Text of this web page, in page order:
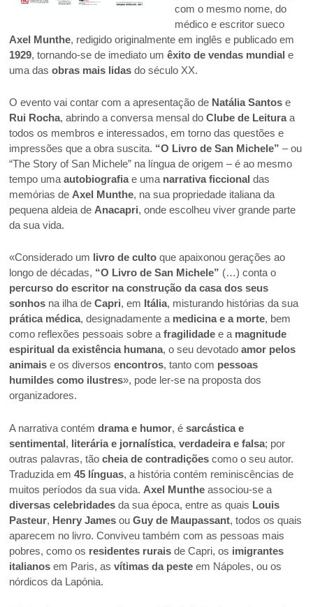
com o mesmo nome, do
médico e escritor sueco
Axel Munthe, redigido originalmente em inglês e publicado em
1929, tornando-se de imediato umêxito de vendas mundial e
uma dasobras mais lidas do século XX.
O evento vai contar com a apresentação de Natália Santos e
Rui Rocha, abrindo a conversa mensal doClube de Leituraa
todos os membros e interessados, em torno das questões e
impressões que a obra suscita. “O Livro de San Michele” – ou
“The Story of San Michele” na língua de origem – é ao mesmo
tempo umaautobiografiae uma narrativa ficcional das
memórias de Axel Munthe, na sua propriedade italiana da
pequena aldeia de Anacapri, onde escolheu viver grande parte
da sua vida.
«Considerado um livro de culto que apaixonou gerações ao
longo de décadas, “O Livro de San Michele” (…) conta o
percurso do escritor na construção da casa dos seus
sonhos na ilha deCapri, em Itália, misturando histórias da sua
prática médica, designadamente a medicina e a morte, bem
como reflexões pessoais sobre afragilidade e a magnitude
espiritual da existência humana, o seu devotadoamor pelos
animais e os diversosencontros, tanto com pessoas
humildes como ilustres», pode ler-se na proposta dos
organizadores.
A narrativa contémdrama e humor, ésarcástica e
sentimental, literária e jornalística,verdadeira e falsa; por
outras palavras, tãocheia de contradições como o seu autor.
Traduzida em45 línguas, a história contém reminiscências de
muitos períodos da sua vida. Axel Munthe associou-se a
diversas celebridades da sua época, entre as quais Louis
Pasteur, Henry James ouGuy de Maupassant, todos os quais
aparecem no livro. Conviveu também com as pessoas mais
pobres, como os residentes rurais de Capri, os imigrantes
italianos em Paris, asvítimas da peste em Nápoles, ou os
nórdicos da Lapónia.